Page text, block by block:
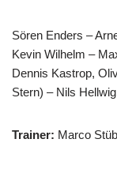
Sören Enders –
Kevin Wilhelm –
Dennis Kastrop,
Stern) – Nils
Trainer: Marco